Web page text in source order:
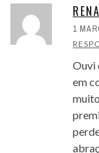
1
Ouvi
em